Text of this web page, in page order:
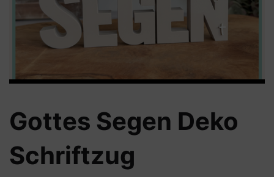
Gottes Segen Deko
Schriftzug